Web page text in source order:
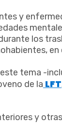
y
los
tema -
de la LFT
y